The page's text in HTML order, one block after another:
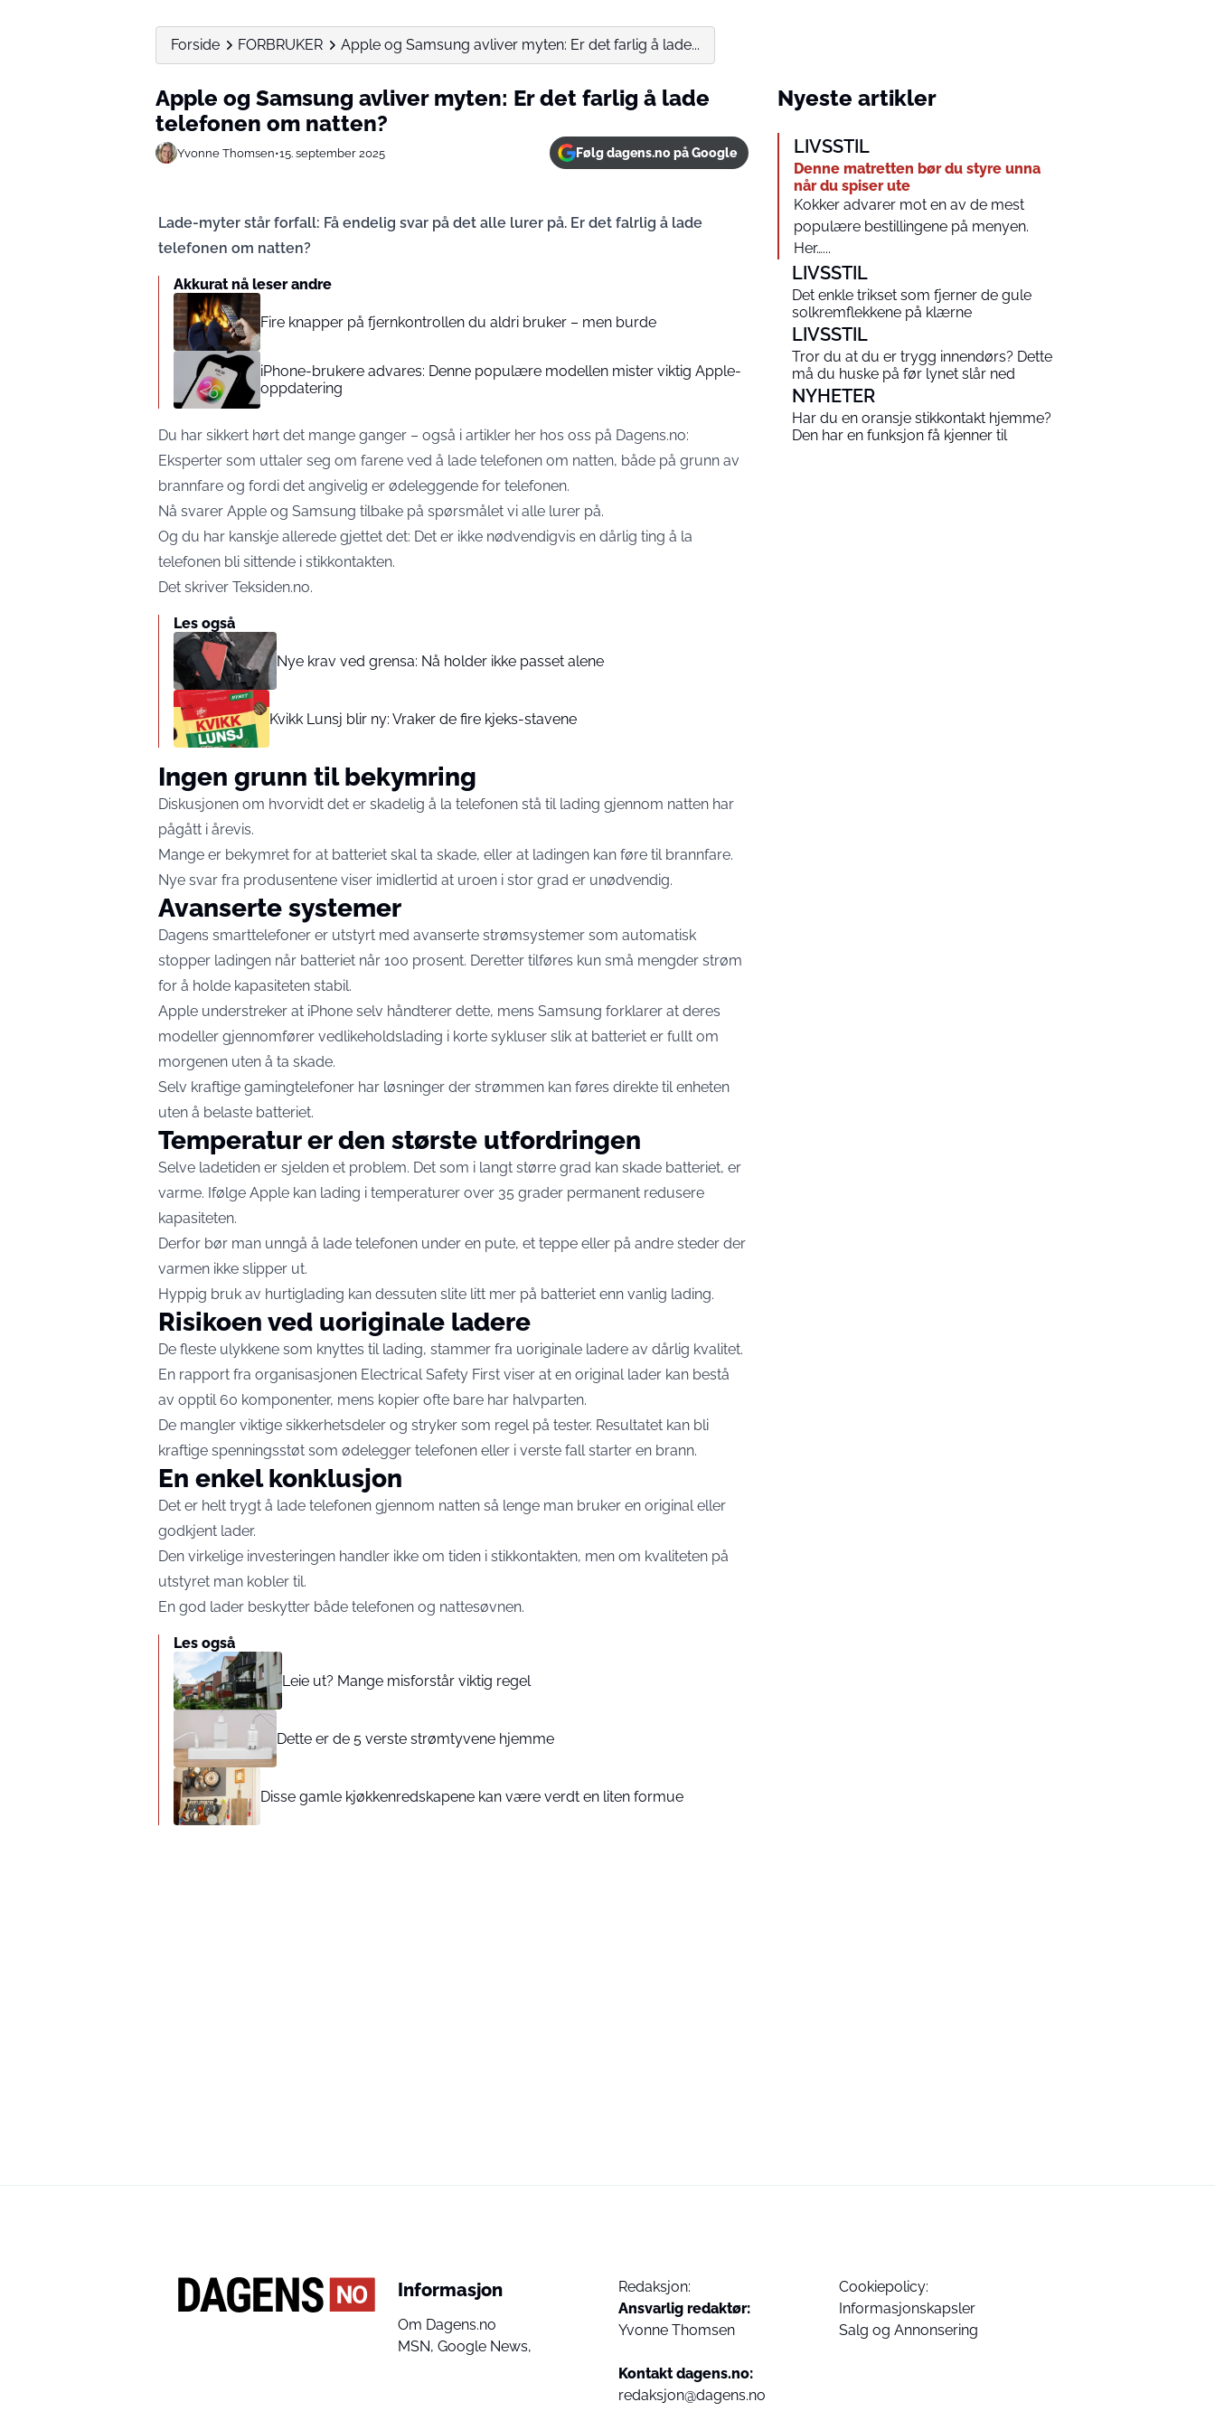
Forside FORBRUKER Apple og Samsung avliver myten: Er det farlig å lade...
Apple og Samsung avliver myten: Er det farlig å lade
telefonen om natten?
Yvonne Thomsen•15. september 2025 Følg dagens.no på Google
Lade-myter står forfall: Få endelig svar på det alle lurer på. Er det falrlig å lade
telefonen om natten?
Akkurat nå leser andre
Fire knapper på fjernkontrollen du aldri bruker – men burde
iPhone-brukere advares: Denne populære modellen mister viktig Apple-
oppdatering
Du har sikkert hørt det mange ganger – også i artikler her hos oss på Dagens.no:
Eksperter som uttaler seg om farene ved å lade telefonen om natten, både på grunn av
brannfare og fordi det angivelig er ødeleggende for telefonen.
Nå svarer Apple og Samsung tilbake på spørsmålet vi alle lurer på.
Og du har kanskje allerede gjettet det: Det er ikke nødvendigvis en dårlig ting å la
telefonen bli sittende i stikkontakten.
Det skriver Teksiden.no.
Les også
Nye krav ved grensa: Nå holder ikke passet alene
Kvikk Lunsj blir ny: Vraker de fire kjeks-stavene
Ingen grunn til bekymring
Diskusjonen om hvorvidt det er skadelig å la telefonen stå til lading gjennom natten har
pågått i årevis.
Mange er bekymret for at batteriet skal ta skade, eller at ladingen kan føre til brannfare.
Nye svar fra produsentene viser imidlertid at uroen i stor grad er unødvendig.
Avanserte systemer
Dagens smarttelefoner er utstyrt med avanserte strømsystemer som automatisk
stopper ladingen når batteriet når 100 prosent. Deretter tilføres kun små mengder strøm
for å holde kapasiteten stabil.
Apple understreker at iPhone selv håndterer dette, mens Samsung forklarer at deres
modeller gjennomfører vedlikeholdslading i korte sykluser slik at batteriet er fullt om
morgenen uten å ta skade.
Selv kraftige gamingtelefoner har løsninger der strømmen kan føres direkte til enheten
uten å belaste batteriet.
Temperatur er den største utfordringen
Selve ladetiden er sjelden et problem. Det som i langt større grad kan skade batteriet, er
varme. Ifølge Apple kan lading i temperaturer over 35 grader permanent redusere
kapasiteten.
Derfor bør man unngå å lade telefonen under en pute, et teppe eller på andre steder der
varmen ikke slipper ut.
Hyppig bruk av hurtiglading kan dessuten slite litt mer på batteriet enn vanlig lading.
Risikoen ved uoriginale ladere
De fleste ulykkene som knyttes til lading, stammer fra uoriginale ladere av dårlig kvalitet.
En rapport fra organisasjonen Electrical Safety First viser at en original lader kan bestå
av opptil 60 komponenter, mens kopier ofte bare har halvparten.
De mangler viktige sikkerhetsdeler og stryker som regel på tester. Resultatet kan bli
kraftige spenningsstøt som ødelegger telefonen eller i verste fall starter en brann.
En enkel konklusjon
Det er helt trygt å lade telefonen gjennom natten så lenge man bruker en original eller
godkjent lader.
Den virkelige investeringen handler ikke om tiden i stikkontakten, men om kvaliteten på
utstyret man kobler til.
En god lader beskytter både telefonen og nattesøvnen.
Les også
Leie ut? Mange misforstår viktig regel
Dette er de 5 verste strømtyvene hjemme
Disse gamle kjøkkenredskapene kan være verdt en liten formue
Nyeste artikler
LIVSSTIL
Denne matretten bør du styre unna
når du spiser ute
Kokker advarer mot en av de mest
populære bestillingene på menyen.
Her…...
LIVSSTIL
Det enkle trikset som fjerner de gule
solkremflekkene på klærne
LIVSSTIL
Tror du at du er trygg innendørs? Dette
må du huske på før lynet slår ned
NYHETER
Har du en oransje stikkontakt hjemme?
Den har en funksjon få kjenner til
Informasjon
Om Dagens.no
MSN, Google News,
Redaksjon:
Ansvarlig redaktør:
Yvonne Thomsen
Kontakt dagens.no:
redaksjon@dagens.no
Cookiepolicy:
Informasjonskapsler
Salg og Annonsering